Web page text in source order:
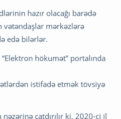
hazır olacağı barədə
vətəndaşlar mərkəzlərə
edə bilərlər.
hökumət” portalında
istifadə etmək tövsiyə
çatdırılır ki, 2020-ci il